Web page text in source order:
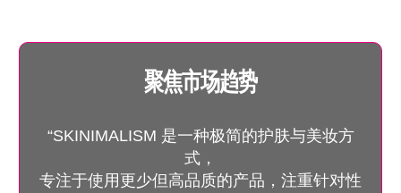
聚焦市场趋势
“SKINIMALISM 是一种极简的护肤与美妆方
式，
专注于使用更少但高品质的产品，注重针对性